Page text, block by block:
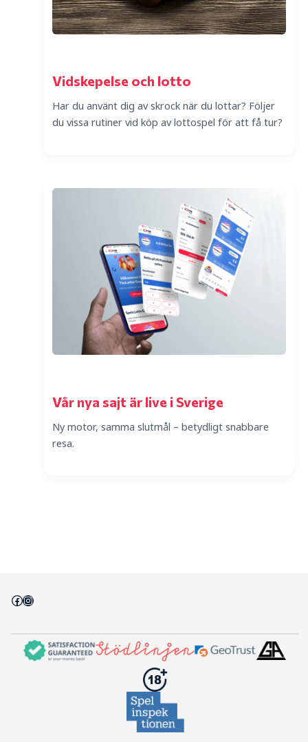
Vidskepelse och lotto
Har du använt dig av skrock när du lottar? Följer
du vissa rutiner vid köp av lottospel för att få tur?
Vår nya sajt är live i Sverige
Ny motor, samma slutmål – betydligt snabbare
resa.
Facebook
Instagram